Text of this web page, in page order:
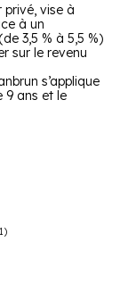
privé, vise à
à un
3,5 % à 5,5 %)
sur le revenu
s’applique
9 ans et le